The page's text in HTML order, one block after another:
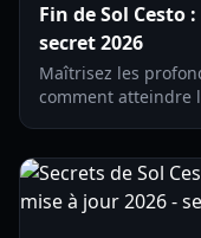
Fin de Sol
secret 2026
Maîtrisez les
comment atteindre